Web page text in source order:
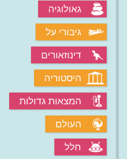
גאולוגיה
גיבורי על
דינוזאורים
היסטוריה
המצאות גדולות
העולם
חלל